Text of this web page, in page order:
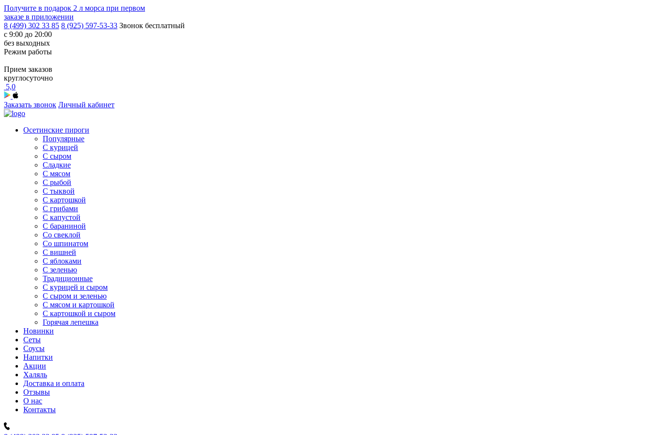
Получите в подарок 2 л морса при первом
заказе в приложении
8 (499) 302 33 85 8 (925) 597-53-33 Звонок бесплатный
с 9:00 до 20:00
без выходных
Режим работы
Прием заказов
круглосуточно
5,0
Заказать звонок Личный кабинет
Осетинские пироги
Популярные
С курицей
С сыром
Сладкие
С мясом
С рыбой
С тыквой
С картошкой
С грибами
С капустой
C бараниной
Со свеклой
Со шпинатом
С вишней
С яблоками
С зеленью
Традиционные
С курицей и сыром
С сыром и зеленью
С мясом и картошкой
С картошкой и сыром
Горячая лепешка
Новинки
Сеты
Соусы
Напитки
Акции
Халяль
Доставка и оплата
Отзывы
О нас
Контакты